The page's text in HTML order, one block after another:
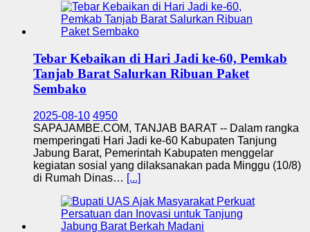
Tebar Kebaikan di Hari Jadi ke-60, Pemkab
Tanjab Barat Salurkan Ribuan Paket
Sembako
2025-08-10 4950
SAPAJAMBE.COM, TANJAB BARAT -- Dalam rangka
memperingati Hari Jadi ke-60 Kabupaten Tanjung
Jabung Barat, Pemerintah Kabupaten menggelar
kegiatan sosial yang dilaksanakan pada Minggu (10/8)
di Rumah Dinas… [...]